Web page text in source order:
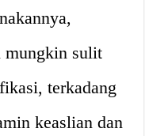
mungkin sulit
terkadang
keaslian dan